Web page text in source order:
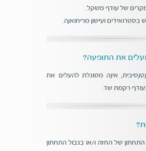
של עודף משקל.
בסטרואידים ועישון מריחואנה.
את התופעה?
אינה מסוגלת להעלים את
רקמת שד.
של החזה ו/או בגבול התחתון